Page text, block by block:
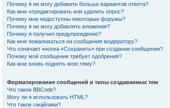
Почему я не могу добавить больше вариантов ответа?
Как мне отредактировать или удалить опрос?
Почему мне недоступны некоторые форумы?
Почему я не могу добавлять вложения?
Почему я получил предупреждение?
Как мне пожаловаться на сообщения модератору?
Что означает кнопка «Сохранить» при создании сообщения?
Почему моё сообщение требует одобрения?
Как мне вновь поднять мою тему?
Форматирование сообщений и типы создаваемых тем
Что такое BBCode?
Могу ли я использовать HTML?
Что такое смайлики?